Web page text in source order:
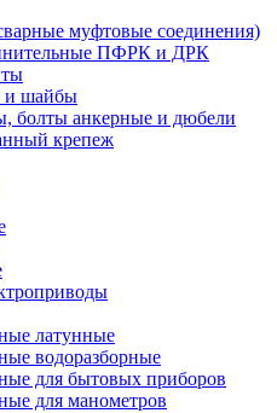
муфтовые соединения)
ПФРК и ДРК
и шайбы
болты анкерные и дюбели
крепеж
латунные
водоразборные
для бытовых приборов
для манометров